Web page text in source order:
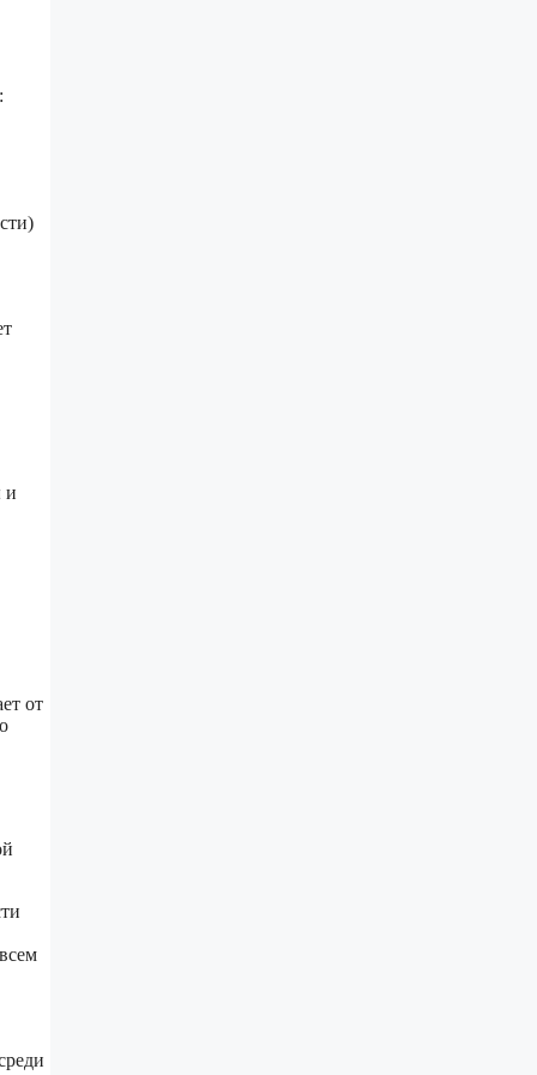
и
от